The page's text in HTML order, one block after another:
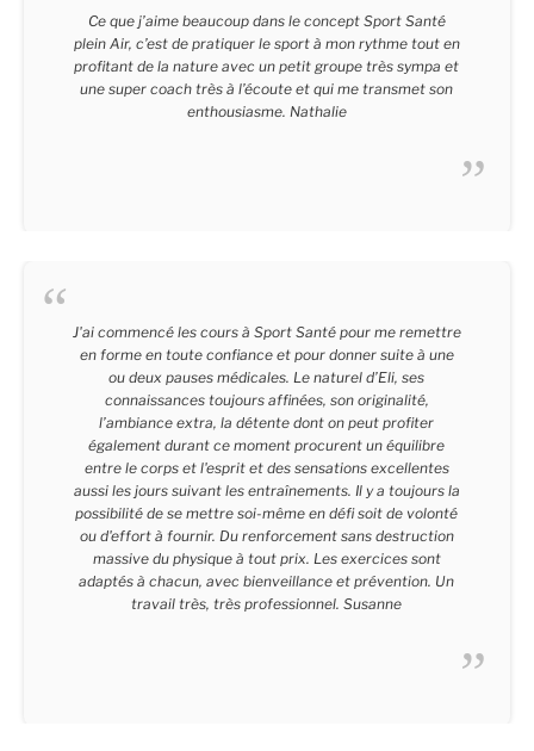
Ce que j’aime beaucoup dans le concept Sport Santé
plein Air, c’est de pratiquer le sport à mon rythme tout en
profitant de la nature avec un petit groupe très sympa et
une super coach très à l’écoute et qui me transmet son
enthousiasme. Nathalie
J'ai commencé les cours à Sport Santé pour me remettre
en forme en toute confiance et pour donner suite à une
ou deux pauses médicales. Le naturel d’Eli, ses
connaissances toujours affinées, son originalité,
l’ambiance extra, la détente dont on peut profiter
également durant ce moment procurent un équilibre
entre le corps et l'esprit et des sensations excellentes
aussi les jours suivant les entraînements. Il y a toujours la
possibilité de se mettre soi-même en défi soit de volonté
ou d'effort à fournir. Du renforcement sans destruction
massive du physique à tout prix. Les exercices sont
adaptés à chacun, avec bienveillance et prévention. Un
travail très, très professionnel. Susanne